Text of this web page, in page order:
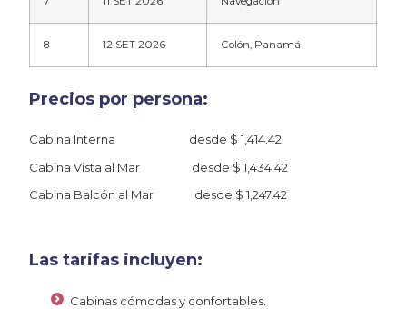
8 12 SET 2026 Colón, Panamá
Precios por persona:
Cabina Interna desde $ 1,414.42
Cabina Vista al Mar desde $ 1,434.42
Cabina Balcón al Mar desde $ 1,247.42
Las tarifas incluyen:
Cabinas cómodas y confortables.